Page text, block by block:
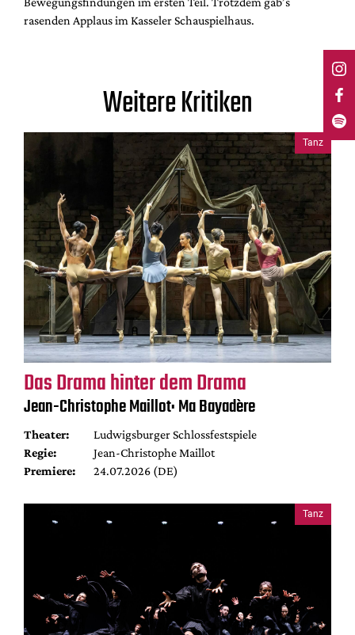
rasenden Applaus im Kasseler Schauspielhaus.
Weitere Kritiken
Tanz
Das Drama hinter dem Drama
Jean-Christophe Maillot: Ma Bayadère
Theater:
Ludwigsburger Schlossfestspiele
Regie:
Jean-Christophe Maillot
Premiere:
24.07.2026 (DE)
Tanz